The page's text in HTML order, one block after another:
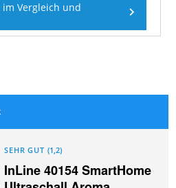
Vergleich und
SEHR GUT (1,2)
InLine 40154 SmartHome